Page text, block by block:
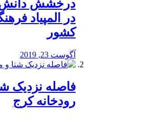
درخشش دانش
در المپیاد
کشور
آگوست 23, 2019
️فاصله نزدیک
رودخانه کرج